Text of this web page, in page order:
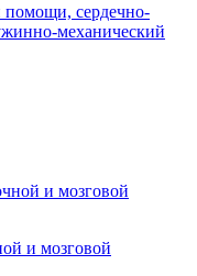
сердечно-
механический
и мозговой